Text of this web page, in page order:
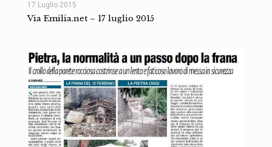
17 Luglio 2015
Via Emilia.net – 17 luglio 2015